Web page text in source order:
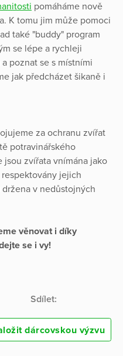
pomáháme nově
K tomu jim může pomoci
také "buddy" program
se lépe a rychleji
poznat se s místními
jak předcházet šikaně i
za ochranu zvířat
potravinářského
jsou zvířata vnímána jako
jejich
v nedůstojných
věnovat i díky
se i vy!
Sdílet:
dárcovskou výzvu